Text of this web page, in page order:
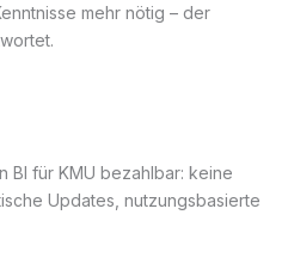
mehr nötig – der
BI für KMU bezahlbar: keine
Updates, nutzungsbasierte